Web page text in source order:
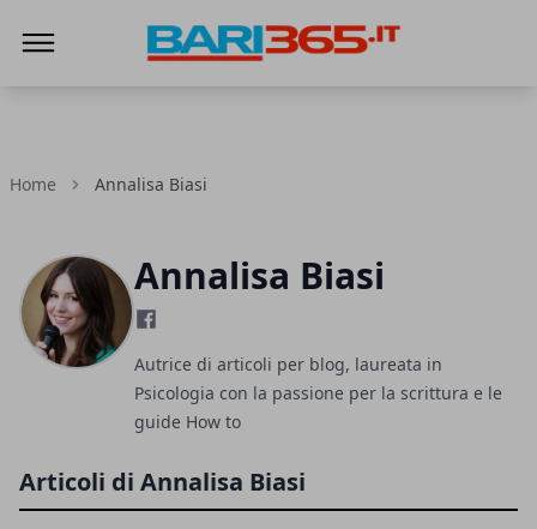
Home Annalisa Biasi
Annalisa Biasi
Autrice di articoli per blog, laureata in
Psicologia con la passione per la scrittura e le
guide How to
Articoli di Annalisa Biasi